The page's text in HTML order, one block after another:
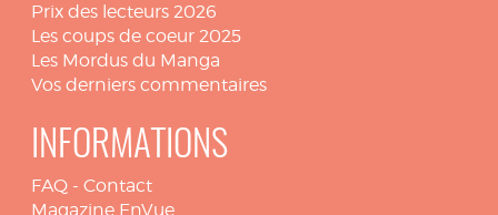
Prix des lecteurs 2026
Les coups de coeur 2025
Les Mordus du Manga
Vos derniers commentaires
INFORMATIONS
FAQ - Contact
Magazine EnVue